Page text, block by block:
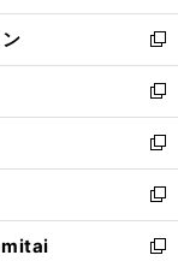
開
く
ウ
で
開
く
ン
ド
ウ
で
開
く
ウ
ィ
ン
ド
ウ
で
開
く
新
し
い
ウ
ィ
ン
ド
ウ
で
新
し
い
ウ
ィ
ン
ド
新
し
い
ウ
ィ
新
し
い
新